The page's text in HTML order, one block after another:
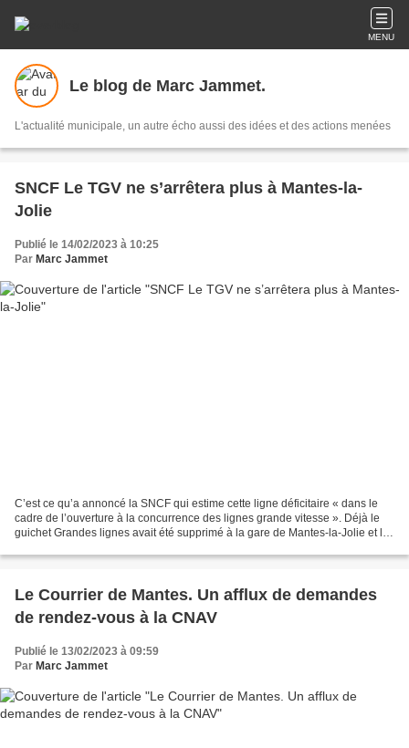
MENU
Le blog de Marc Jammet.
L'actualité municipale, un autre écho aussi des idées et des actions menées
SNCF Le TGV ne s’arrêtera plus à Mantes-la-
Jolie
Publié le 14/02/2023 à 10:25
Par Marc Jammet
C’est ce qu’a annoncé la SNCF qui estime cette ligne déficitaire « dans le
cadre de l’ouverture à la concurrence des lignes grande vitesse ». Déjà le
guichet Grandes lignes avait été supprimé à la gare de Mantes-la-Jolie et la
Le Courrier de Mantes. Un afflux de demandes
de rendez-vous à la CNAV
Publié le 13/02/2023 à 09:59
Par Marc Jammet